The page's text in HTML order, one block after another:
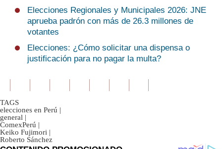
Elecciones Regionales y Municipales 2026: JNE
aprueba padrón con más de 26.3 millones de
votantes
Elecciones: ¿Cómo solicitar una dispensa o
justificación para no pagar la multa?
TAGS
elecciones en Perú |
general |
ComexPerú |
Keiko Fujimori |
Roberto Sánchez